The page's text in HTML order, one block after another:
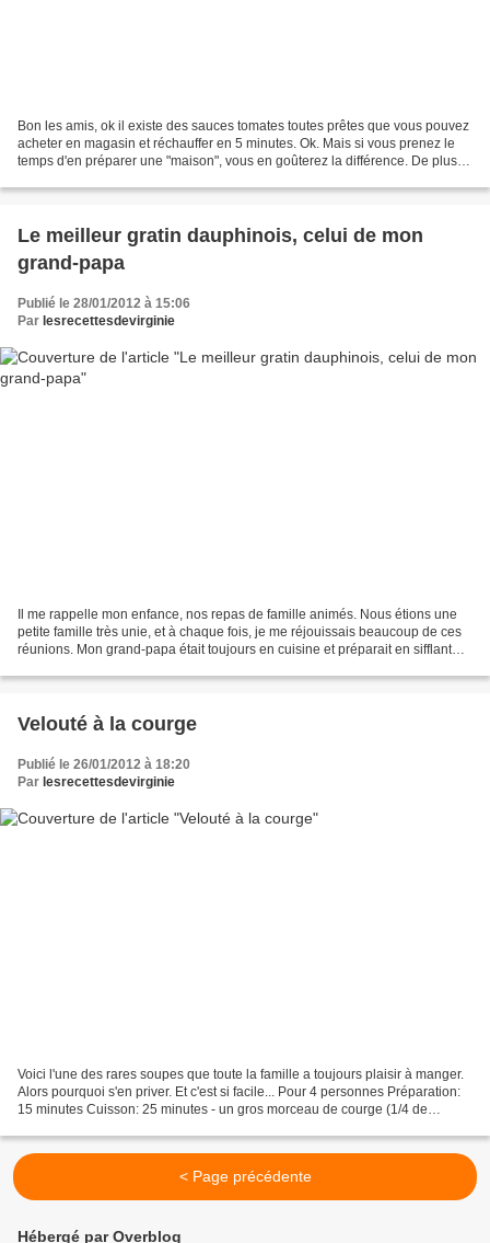
Bon les amis, ok il existe des sauces tomates toutes prêtes que vous pouvez
acheter en magasin et réchauffer en 5 minutes. Ok. Mais si vous prenez le
temps d'en préparer une "maison", vous en goûterez la différence. De plus,
Le meilleur gratin dauphinois, celui de mon
grand-papa
Publié le 28/01/2012 à 15:06
Par lesrecettesdevirginie
Il me rappelle mon enfance, nos repas de famille animés. Nous étions une
petite famille très unie, et à chaque fois, je me réjouissais beaucoup de ces
réunions. Mon grand-papa était toujours en cuisine et préparait en sifflant
Velouté à la courge
Publié le 26/01/2012 à 18:20
Par lesrecettesdevirginie
Voici l'une des rares soupes que toute la famille a toujours plaisir à manger.
Alors pourquoi s'en priver. Et c'est si facile... Pour 4 personnes Préparation:
15 minutes Cuisson: 25 minutes - un gros morceau de courge (1/4 de
< Page précédente
Hébergé par Overblog